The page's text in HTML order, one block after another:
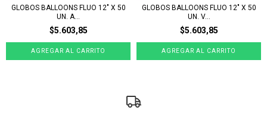
GLOBOS BALLOONS FLUO 12" X 50
UN. A...
$5.603,85
GLOBOS BALLOONS FLUO 12" X 50
UN. V...
$5.603,85